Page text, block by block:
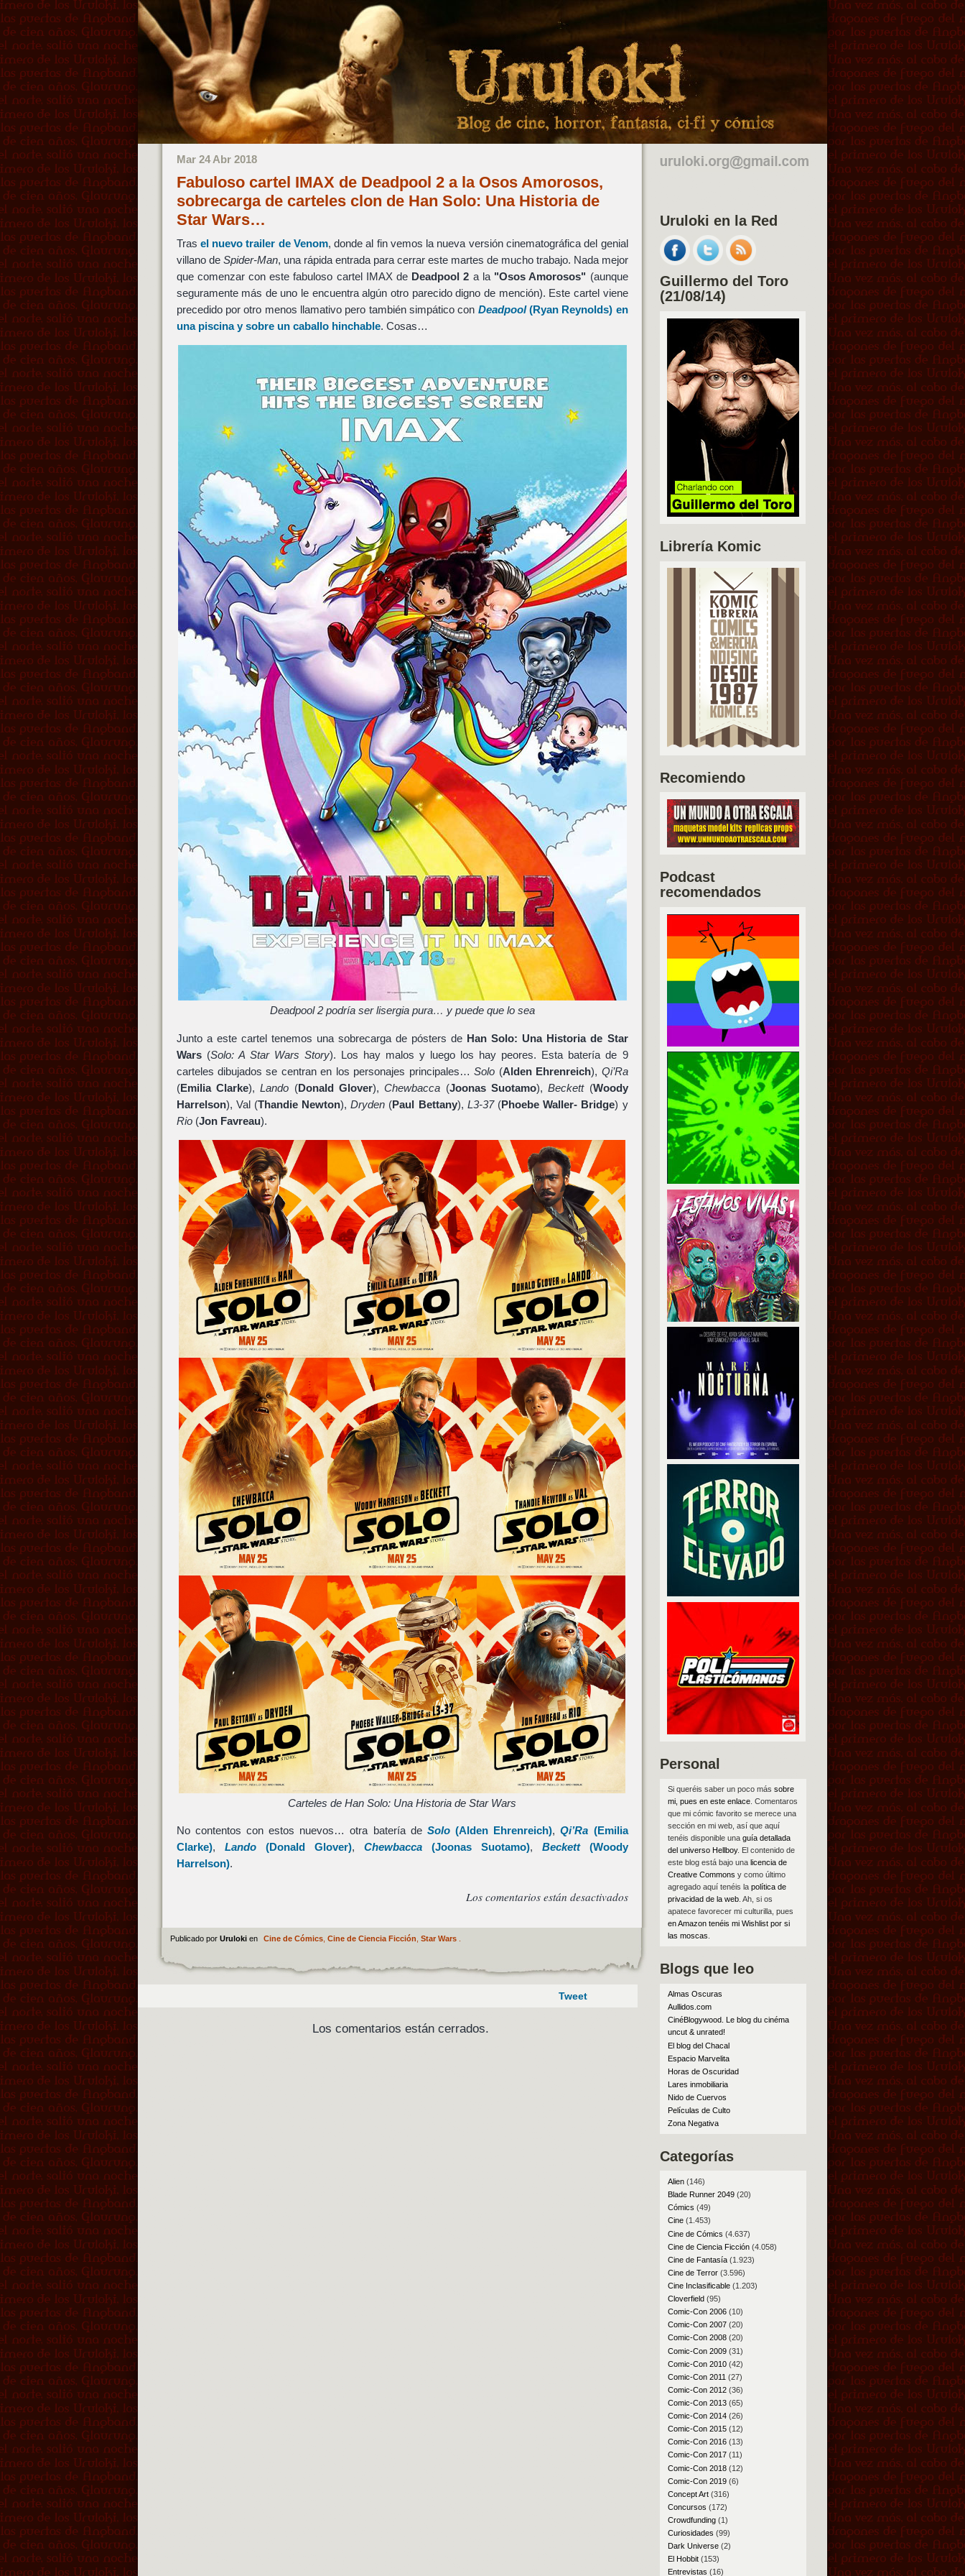
Mar 24 Abr 2018
Fabuloso cartel IMAX de Deadpool 2 a la Osos Amorosos,
sobrecarga de carteles clon de Han Solo: Una Historia de
Star Wars…
Tras el nuevo trailer de Venom, donde al fin vemos la nueva versión cinematográfica del genial
villano de Spider-Man, una rápida entrada para cerrar este martes de mucho trabajo. Nada mejor
que comenzar con este fabuloso cartel IMAX de Deadpool 2 a la "Osos Amorosos" (aunque
seguramente más de uno le encuentra algún otro parecido digno de mención). Este cartel viene
precedido por otro menos llamativo pero también simpático con Deadpool(Ryan Reynolds) en
una piscina y sobre un caballo hinchable. Cosas…
Deadpool 2 podría ser lisergia pura… y puede que lo sea
Junto a este cartel tenemos una sobrecarga de pósters de Han Solo: Una Historia de Star
Wars(Solo: A Star Wars Story). Los hay malos y luego los hay peores. Esta batería de 9
carteles dibujados se centran en los personajes principales…Solo (Alden Ehrenreich), Qi’Ra
(Emilia Clarke),Lando (Donald Glover),Chewbacca (Joonas Suotamo),Beckett(Woody
Harrelson), Val (Thandie Newton),Dryden (Paul Bettany), L3-37(Phoebe Waller- Bridge) y
Rio(Jon Favreau).
Carteles de Han Solo: Una Historia de Star Wars
No contentos con estos nuevos… otra batería de Solo(Alden Ehrenreich),Qi’Ra (Emilia
Clarke), Lando(Donald Glover), Chewbacca(Joonas Suotamo), Beckett(Woody
Harrelson).
Los comentarios están desactivados
Publicado por Uruloki en Cine de Cómics, Cine de Ciencia Ficción Star Wars.
Tweet
Los comentarios están cerrados.
Uruloki en la Red
Guillermo del Toro
(21/08/14)
Librería Komic
Recomiendo
Podcast
recomendados
Personal
Si queréis saber un poco más sobre
mi, pues en este enlace. Comentaros
que mi cómic favorito se merece una
sección en mi web, así que aquí
tenéis disponible una guía detallada
del universo Hellboy. El contenido de
este blog está bajo una licencia de
Creative Commons y como último
agregado aquí tenéis la política de
privacidad de la web. Ah, si os
apatece favorecer mi culturilla, pues
en Amazon tenéis mi Wishlist por si
las moscas
Blogs que leo
Almas Oscuras
Aullidos.com
CinéBlogywood. Le blog du cinéma
uncut & unrated!
El blog del Chacal
Espacio Marvelita
Horas de Oscuridad
Lares inmobiliaria
Nido de Cuervos
Películas de Culto
Zona Negativa
Categorías
Alien(146)
Blade Runner 2049(20)
Cómics (49)
Cine(1.453)
Cine de Cómics (4.637)
Cine de Ciencia Ficción(4.058)
Cine de Fantasía(1.923)
Cine de Terror(3.596)
Cine Inclasificable(1.203)
Cloverfield(95)
Comic-Con 2006(10)
Comic-Con 2007(20)
Comic-Con 2008(20)
Comic-Con 2009(31)
Comic-Con 2010(42)
Comic-Con 2011 (27)
Comic-Con 2012(36)
Comic-Con 2013(65)
Comic-Con 2014(26)
Comic-Con 2015(12)
Comic-Con 2016(13)
Comic-Con 2017(11)
Comic-Con 2018(12)
Comic-Con 2019(6)
Concept Art(316)
Concursos (172)
Crowdfunding(1)
Curiosidades (99)
Dark Universe(2)
El Hobbit(153)
Entrevistas (16)